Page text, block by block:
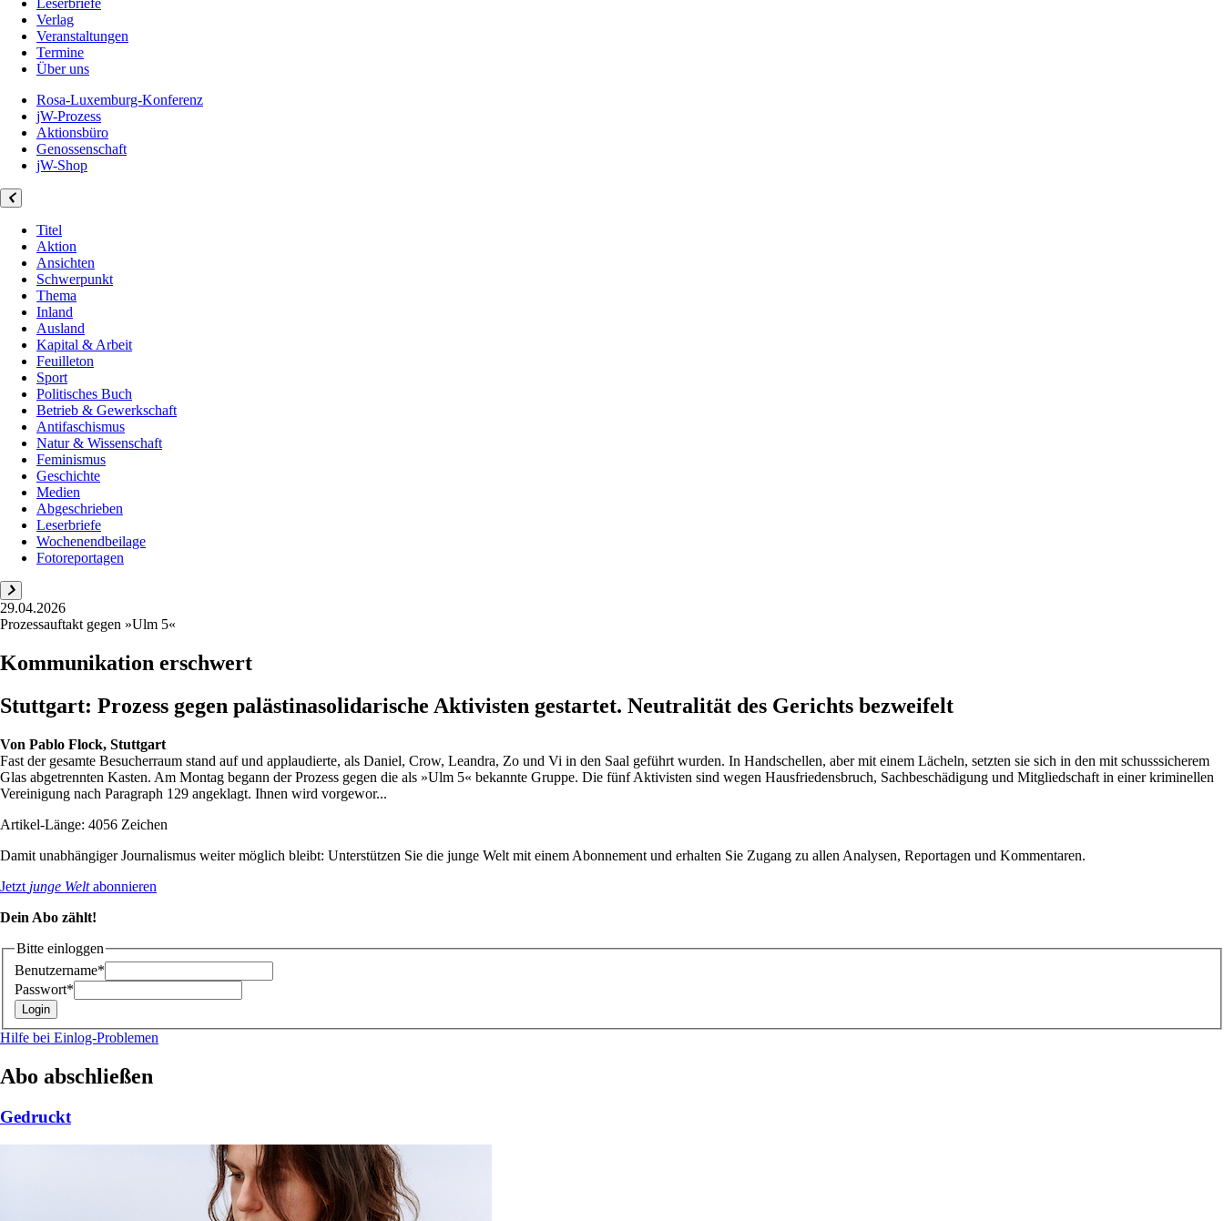
Leserbriefe
Verlag
Veranstaltungen
Termine
Über uns
Rosa-Luxemburg-Konferenz
jW-Prozess
Aktionsbüro
Genossenschaft
jW-Shop
Titel
Aktion
Ansichten
Schwerpunkt
Thema
Inland
Ausland
Kapital & Arbeit
Feuilleton
Sport
Politisches Buch
Betrieb & Gewerkschaft
Antifaschismus
Natur & Wissenschaft
Feminismus
Geschichte
Medien
Abgeschrieben
Leserbriefe
Wochenendbeilage
Fotoreportagen
29.04.2026
Prozessauftakt gegen »Ulm 5«
Kommunikation erschwert
Stuttgart: Prozess gegen palästinasolidarische Aktivisten gestartet. Neutralität des Gerichts bezweifelt
Von Pablo Flock, Stuttgart
Fast der gesamte Besucherraum stand auf und applaudierte, als Daniel, Crow, Leandra, Zo und Vi in den Saal geführt wurden. In Handschellen, aber mit einem Lächeln, setzten sie sich in den mit schusssicherem
Glas abgetrennten Kasten. Am Montag begann der Prozess gegen die als »Ulm 5« bekannte Gruppe. Die fünf Aktivisten sind wegen Hausfriedensbruch, Sachbeschädigung und Mitgliedschaft in einer kriminellen
Vereinigung nach Paragraph 129 angeklagt. Ihnen wird vorgewor...
Artikel-Länge: 4056 Zeichen
Damit unabhängiger Journalismus weiter möglich bleibt: Unterstützen Sie die junge Welt mit einem Abonnement und erhalten Sie Zugang zu allen Analysen, Reportagen und Kommentaren.
Jetzt junge Weltabonnieren
Dein Abo zählt!
Bitte einloggen
Benutzername*
Passwort*
Hilfe bei Einlog-Problemen
Abo abschließen
Gedruckt